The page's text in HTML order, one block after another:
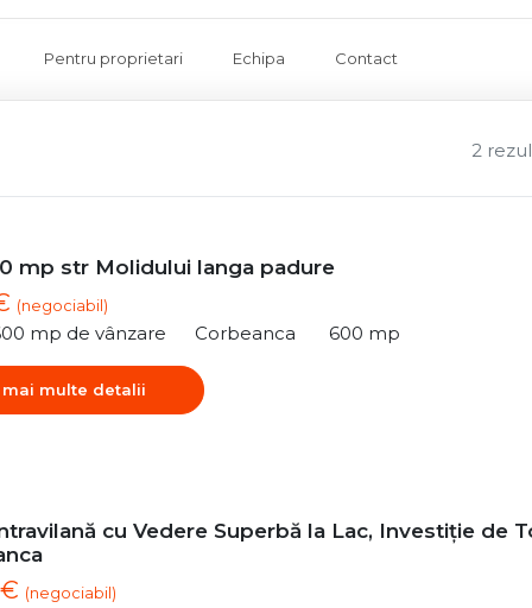
Pentru proprietari Echipa Contact
2
mp str Molidului langa padure
(negociabil)
mp de vânzare Corbeanca 600 mp
mai multe detalii
cu Vedere Superbă la Lac, Investiție de
(negociabil)